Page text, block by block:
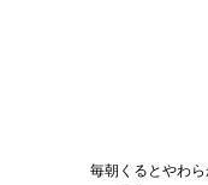
毎朝くるとやわ